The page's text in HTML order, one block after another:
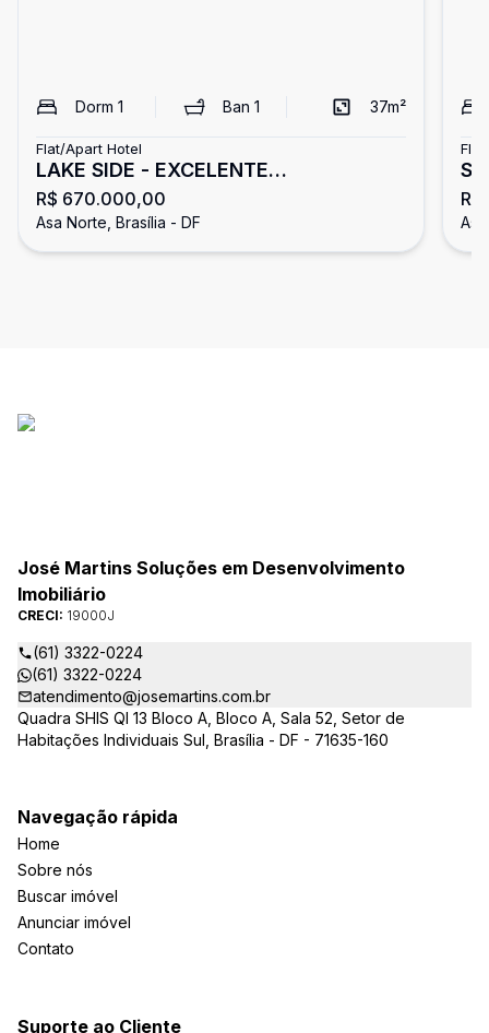
Dorm 1 Ban 1 37m²
Flat/Apart Hotel
LAKE SIDE - EXCELENTE
APARTAMENTO REFORMADO - DESIGN
INTELIGENTE !
R$ 670.000,00
Asa Norte, Brasília - DF
José Martins Soluções em Desenvolvimento
Imobiliário
CRECI: 19000J
(61) 3322-0224
(61) 3322-0224
atendimento@josemartins.com.br
Quadra SHIS QI 13 Bloco A, Bloco A, Sala 52, Setor de
Habitações Individuais Sul, Brasília - DF - 71635-160
Navegação rápida
Home
Sobre nós
Buscar imóvel
Anunciar imóvel
Contato
Suporte ao Cliente